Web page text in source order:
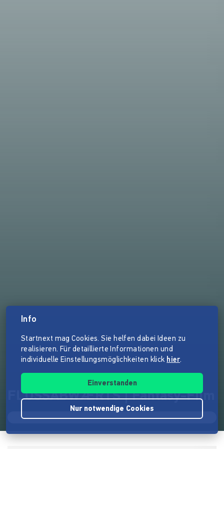
FLUSSABWÆRTS | Fantasy-Film
Info
Startnext mag Cookies. Sie helfen dabei Ideen zu
realisieren. Für detaillierte Informationen und
individuelle Einstellungsmöglichkeiten klick hier.
Einverstanden
Nur notwendige Cookies